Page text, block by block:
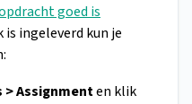
goed is
ingeleverd kun je
> Assignmenten klik